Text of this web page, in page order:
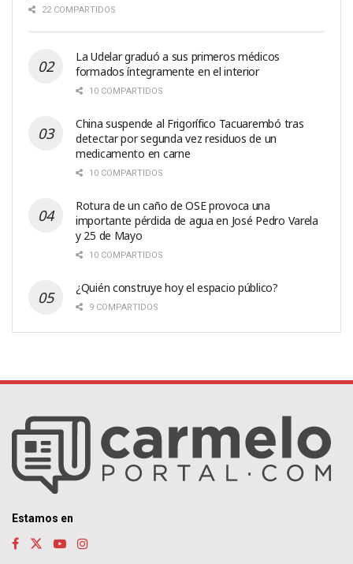
22 COMPARTIDOS
La Udelar graduó a sus primeros médicos
formados íntegramente en el interior
10 COMPARTIDOS
China suspende al Frigorífico Tacuarembó tras
detectar por segunda vez residuos de un
medicamento en carne
10 COMPARTIDOS
Rotura de un caño de OSE provoca una
importante pérdida de agua en José Pedro Varela
y 25 de Mayo
10 COMPARTIDOS
¿Quién construye hoy el espacio público?
9 COMPARTIDOS
Estamos en